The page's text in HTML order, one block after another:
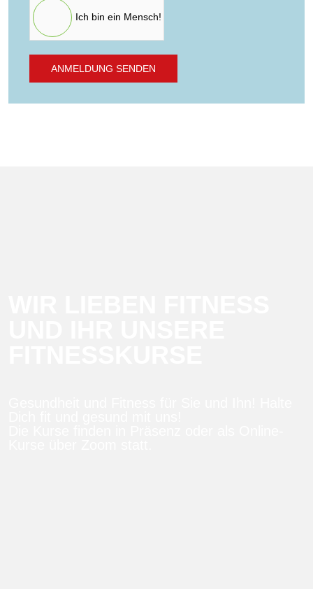
Ich bin ein Mensch!
ANMELDUNG SENDEN